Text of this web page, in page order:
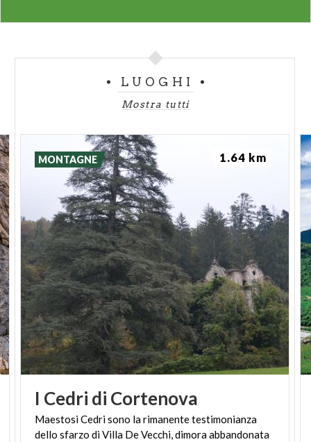
LUOGHI
Mostra tutti
I Cedri di Cortenova
Maestosi Cedri sono la rimanente testimonianza
dello sfarzo di Villa De Vecchi, dimora abbandonata
MONTAGNE 1.64 km